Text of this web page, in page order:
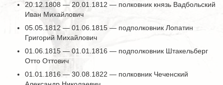
20.12.1808 — 20.01.1812 — полковник князь Вадбольский
Иван Михайлович
05.05.1812 — 01.06.1815 — подполковник Лопатин
Григорий Михайлович
01.06.1815 — 01.01.1816 — подполковник Штакельберг
Отто Оттович
01.01.1816 — 30.08.1822 — полковник Чеченский